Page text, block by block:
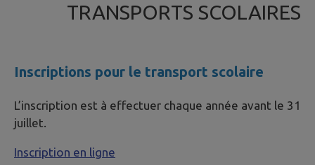
TRANSPORTS SCOLAIRES
Inscriptions pour le transport scolaire
L’inscription est à effectuer chaque année avant le 31
juillet.
Inscription en ligne